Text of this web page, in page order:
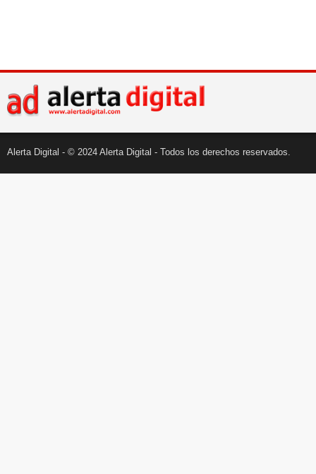
Alerta Digital - © 2024 Alerta Digital - Todos los derechos reservados.